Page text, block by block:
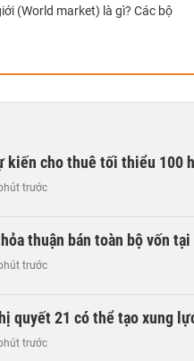
(World market) là gì? Các bộ
kiến cho thuê tối thiểu 100
trước
thuận bán toàn bộ vốn
trước
quyết 21 có thể tạo xung
trước